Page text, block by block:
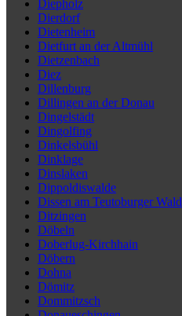
Diepholz
Dierdorf
Dietenheim
Dietfurt an der Altmühl
Dietzenbach
Diez
Dillenburg
Dillingen an der Donau
Dingelstädt
Dingolfing
Dinkelsbühl
Dinklage
Dinslaken
Dippoldiswalde
Dissen am Teutoburger Wald
Ditzingen
Döbeln
Doberlug-Kirchhain
Döbern
Dohna
Dömitz
Dommitzsch